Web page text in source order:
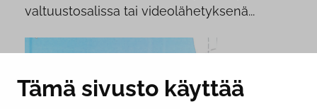
Tämä sivusto käyttää
valtuustosalissa tai videolähetyksenä...